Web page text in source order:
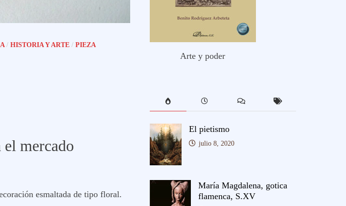
/ HISTORIA Y ARTE / PIEZA
mercado
esmaltada de tipo floral.
Arte y poder
El pietismo
julio 8, 2020
María Magdalena, gotica
flamenca, S.XV